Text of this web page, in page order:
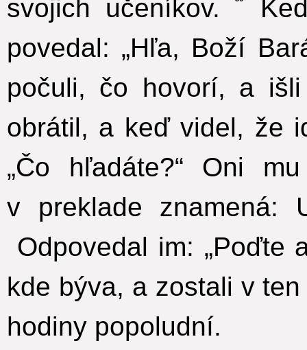
svojich učeníkov.
povedal: „Hľa, Boží
počuli, čo hovorí, a
obrátil, a keď videl, že
„Čo hľadáte?“ Oni
v preklade znamená:
Odpovedal im: „Poďte
kde býva, a zostali v
hodiny popoludní.